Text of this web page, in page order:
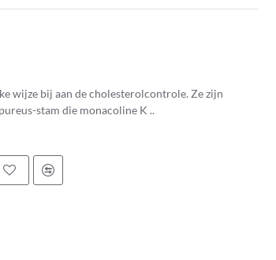
wijze bij aan de cholesterolcontrole. Ze zijn
stam die monacoline K ..